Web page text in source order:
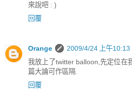
來說吧 : )
回覆
Orange
2009/4/24 上午10:13
我放上了twitter balloon,先定位在
篇大論可作區隔.
回覆